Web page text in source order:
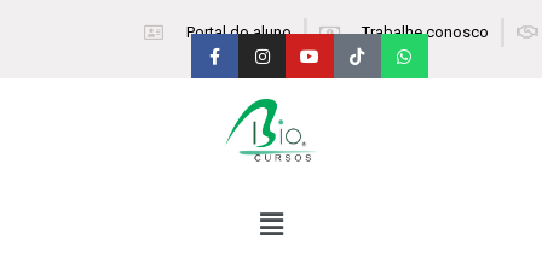
Portal do aluno Trabalhe conosco